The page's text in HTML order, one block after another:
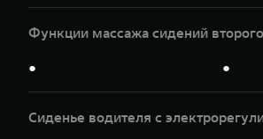
Функции массажа сидений
● ●
Сиденье водителя с